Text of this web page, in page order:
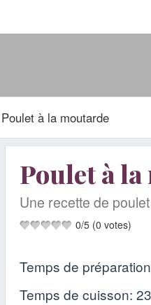
Poulet à la moutarde
Poulet à
Une recette de
0/5 (0 votes)
Temps de
Temps de cuisson: